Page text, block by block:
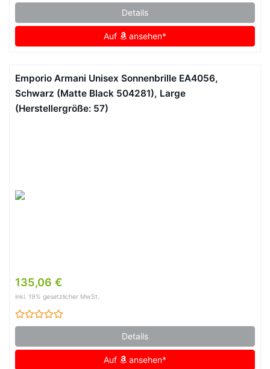
Details
Auf ansehen*
Emporio Armani Unisex Sonnenbrille EA4056,
Schwarz (Matte Black 504281), Large
(Herstellergröße: 57)
135,06 €
inkl. 19% gesetzlicher MwSt.
Details
Auf ansehen*